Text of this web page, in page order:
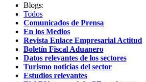
Blogs:
Todos
Comunicados de Prensa
En los Medios
Revista Enlace Empresarial Actitud
Boletín Fiscal Aduanero
Datos relevantes de los sectores
Turismo noticias del sector
Estudios relevantes